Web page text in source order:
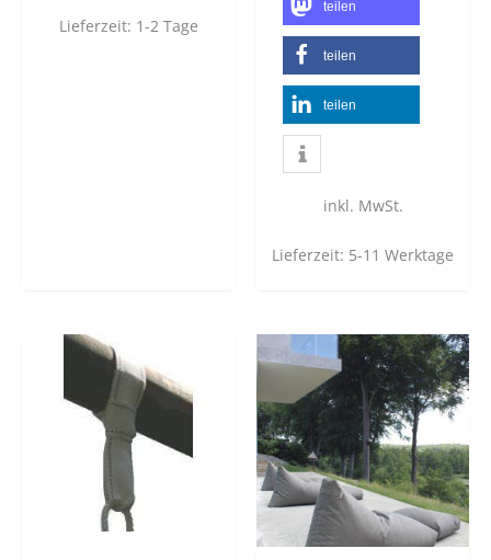
Lieferzeit: 1-2 Tage
teilen
teilen
teilen
inkl. MwSt.
Lieferzeit: 5-11 Werktage
weist
auf.
Die